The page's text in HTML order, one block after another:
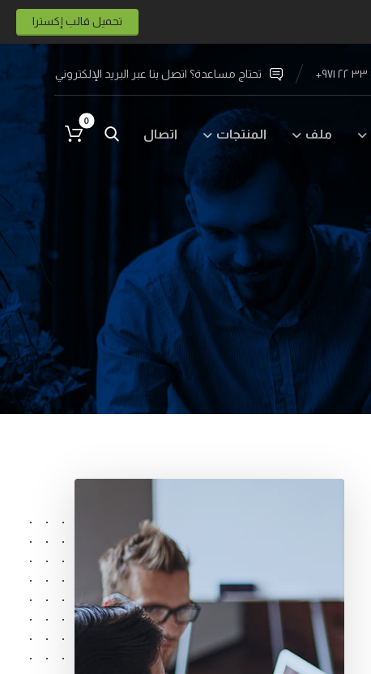
تحميل قالب إكسترا
تحتاج مساعدة؟ اتصل بنا عبر البريد الإلكتروني
ملف المنتجات اتصال